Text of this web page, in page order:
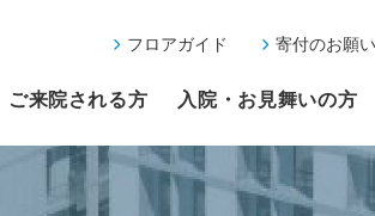
フロアガイド 寄付のお願い
ご来院される方 入院・お見舞いの方